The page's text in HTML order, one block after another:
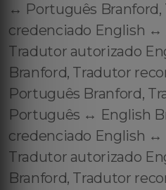
↔️ Português Branford,
credenciado English ↔️
Tradutor autorizado
Branford, Tradutor
Português Branford,
Português ↔️ English
credenciado English ↔️
Tradutor autorizado
Branford, Tradutor